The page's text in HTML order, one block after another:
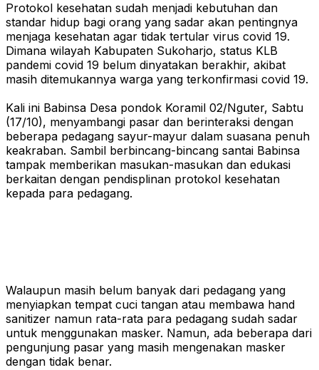
Protokol kesehatan sudah menjadi kebutuhan dan
standar hidup bagi orang yang sadar akan pentingnya
menjaga kesehatan agar tidak tertular virus covid 19.
Dimana wilayah Kabupaten Sukoharjo, status KLB
pandemi covid 19 belum dinyatakan berakhir, akibat
masih ditemukannya warga yang terkonfirmasi covid 19.
Kali ini Babinsa Desa pondok Koramil 02/Nguter, Sabtu
(17/10), menyambangi pasar dan berinteraksi dengan
beberapa pedagang sayur-mayur dalam suasana penuh
keakraban. Sambil berbincang-bincang santai Babinsa
tampak memberikan masukan-masukan dan edukasi
berkaitan dengan pendisplinan protokol kesehatan
kepada para pedagang.
Walaupun masih belum banyak dari pedagang yang
menyiapkan tempat cuci tangan atau membawa hand
sanitizer namun rata-rata para pedagang sudah sadar
untuk menggunakan masker. Namun, ada beberapa dari
pengunjung pasar yang masih mengenakan masker
dengan tidak benar.